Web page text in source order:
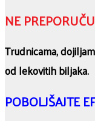
NE
Trudnicama,
od lekovitih biljaka.
POBOLJŠAJTE